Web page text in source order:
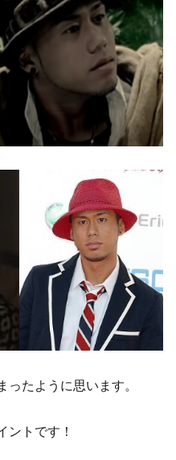
たように思います。
ントです！